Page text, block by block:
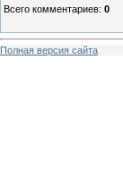
Всего комментариев: 0
Полная версия сайта